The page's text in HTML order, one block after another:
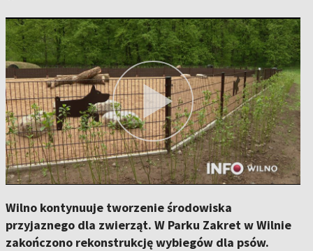
Wilno kontynuuje tworzenie środowiska
przyjaznego dla zwierząt. W Parku Zakret w Wilnie
zakończono rekonstrukcję wybiegów dla psów.